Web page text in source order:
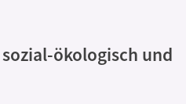
ökologisch und